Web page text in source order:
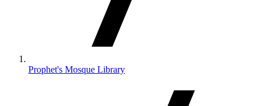
Prophet's Mosque Library